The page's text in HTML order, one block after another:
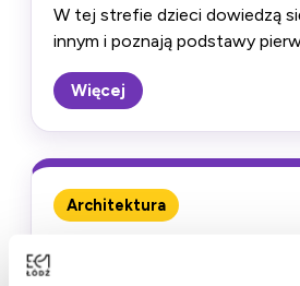
W tej strefie dzieci dowiedzą
innym i poznają podstawy
Więcej
Architektura
Zbuduj marzenia z